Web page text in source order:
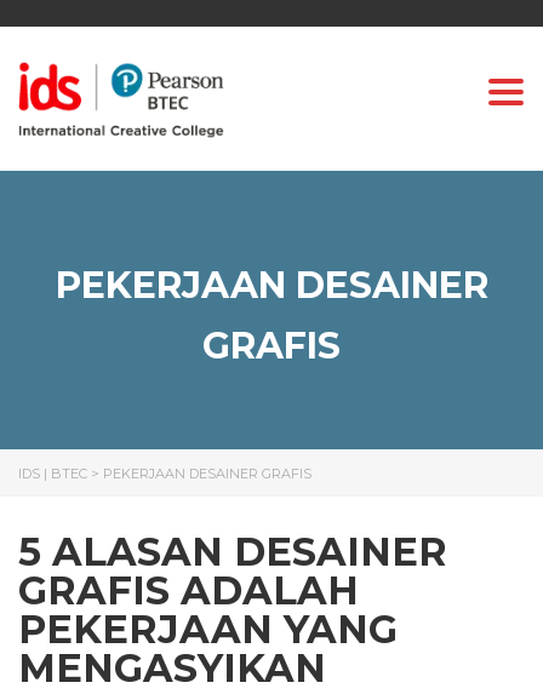
PEKERJAAN DESAINER
GRAFIS
IDS | BTEC > PEKERJAAN DESAINER GRAFIS
5 ALASAN DESAINER
GRAFIS ADALAH
PEKERJAAN YANG
MENGASYIKAN